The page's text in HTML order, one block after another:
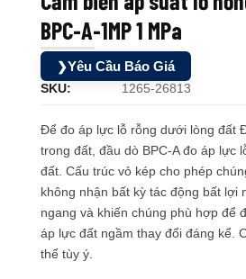
BPC-A-1MP 1 MPa
❯Yêu Cầu Báo Giá
SKU: 1265-26813
Để đo áp lực lỗ rỗng dưới lòng đất
trong đất, đầu dò BPC-A đo áp lực
đất. Cấu trúc vỏ kép cho phép
không nhận bất kỳ tác động bất lợi
ngang và khiến chúng phù hợp để
áp lực đất ngầm thay đổi đáng kể.
thể tùy ý.